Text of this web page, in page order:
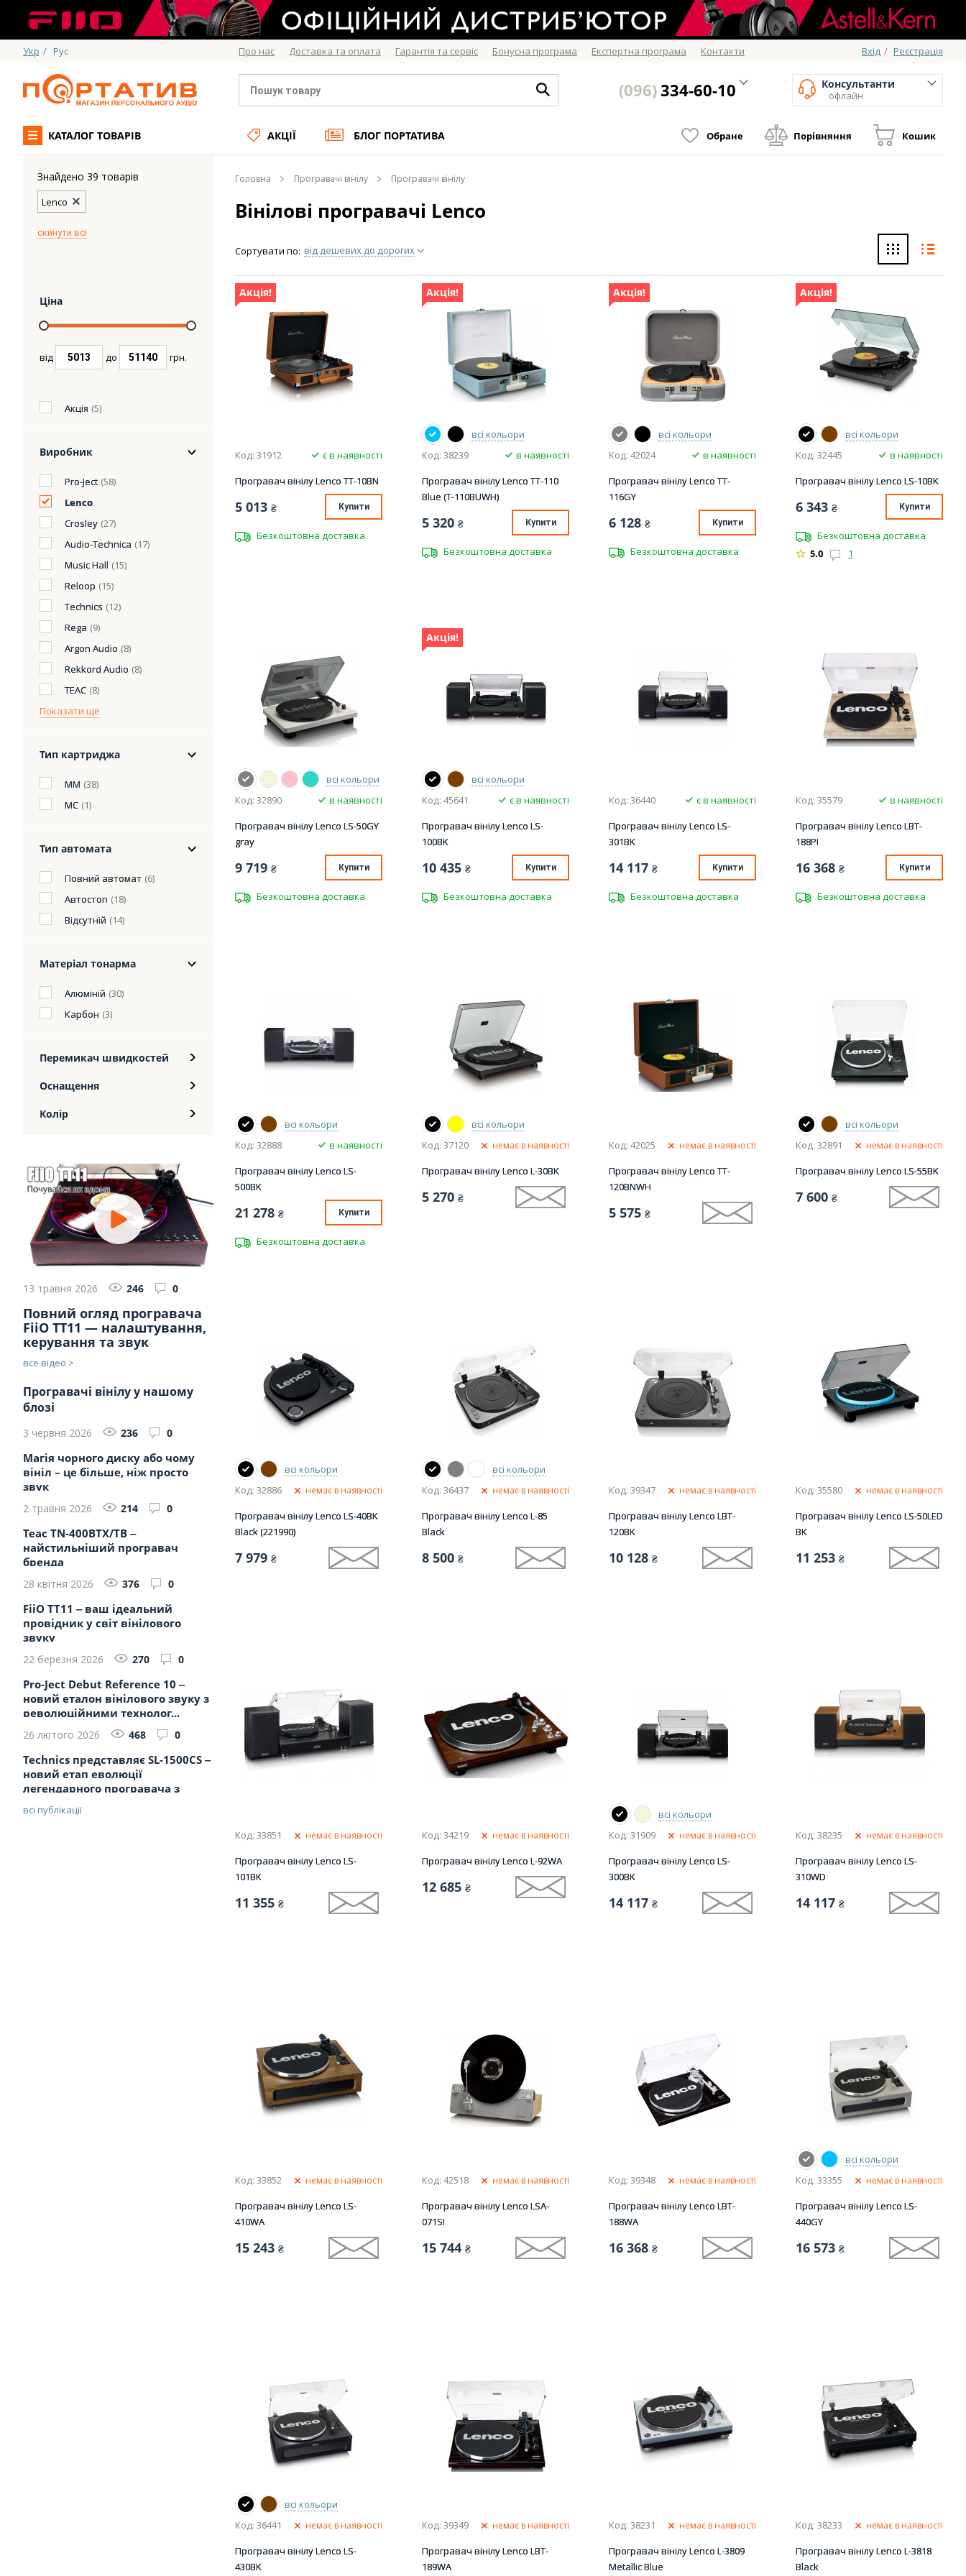
Укр / Рус Про нас Доставка та оплата Гарантія та сервіс Бонусна програма Експертна програма Контакти Вхід / Реєстрація
(096)334-60-10 Консультанти
офлайн
КАТАЛОГ ТОВАРІВ АКЦІЇ БЛОГ ПОРТАТИВА Обране Порівняння Кошик
Ціна
від до грн.
Акція (5)
Виробник
Pro-Ject (58)
Lenco
Crosley (27)
Audio-Technica (17)
Music Hall (15)
Reloop (15)
Technics (12)
Rega (9)
Argon Audio (8)
Rekkord Audio (8)
TEAC (8)
Показати ще
Тип картриджа
MM (38)
MC (1)
Тип автомата
Повний автомат (6)
Автостоп (18)
Відсутній (14)
Матеріал тонарма
Алюміній (30)
Карбон (3)
Перемикач швидкостей
Оснащення
Колір
Знайдено 39 товарів
Lenco
скинути всі
13 травня 2026 246 0
Повний огляд програвача
FiiO TT11 — налаштування,
керування та звук
все відео >
Програвачі вінілу у нашому
блозі
3 червня 2026 236 0
Магія чорного диску або чому
вініл – це більше, ніж просто
звук
2 травня 2026 214 0
Teac TN-400BTX/TB ‒
найстильніший програвач
бренда
28 квітня 2026 376 0
FiiO TT11 ‒ ваш ідеальний
провідник у світ вінілового
звуку
22 березня 2026 270 0
Pro-Ject Debut Reference 10 ‒
новий еталон вінілового звуку з
революційними технолог...
26 лютого 2026 468 0
Technics представляє SL-1500CS ‒
новий етап еволюції
легендарного програвача з
прями...
всі публікації
Головна Програвачі вінілу Програвачі вінілу
Вінілові програвачі Lenco
Сортувати по: від дешевих до дорогих
Акція!
Код: 31912
є в наявності
Програвач вінілу Lenco TT-10BN
5 013 ₴ Купити
Безкоштовна доставка
Акція!
всі кольори
Код: 38239
в наявності
Програвач вінілу Lenco TT-110
Blue (T-110BUWH)
5 320 ₴ Купити
Безкоштовна доставка
Акція!
всі кольори
Код: 42024
в наявності
Програвач вінілу Lenco TT-
116GY
6 128 ₴ Купити
Безкоштовна доставка
Акція!
всі кольори
Код: 32445
в наявності
Програвач вінілу Lenco LS-10BK
6 343 ₴ Купити
Безкоштовна доставка
5.0
1
всі кольори
Код: 32890
в наявності
Програвач вінілу Lenco LS-50GY
gray
9 719 ₴ Купити
Безкоштовна доставка
Акція!
всі кольори
Код: 45641
є в наявності
Програвач вінілу Lenco LS-
100BK
10 435 ₴ Купити
Безкоштовна доставка
Код: 36440
є в наявності
Програвач вінілу Lenco LS-
301BK
14 117 ₴ Купити
Безкоштовна доставка
Код: 35579
в наявності
Програвач вінілу Lenco LBT-
188PI
16 368 ₴ Купити
Безкоштовна доставка
всі кольори
Код: 32888
в наявності
Програвач вінілу Lenco LS-
500BK
21 278 ₴ Купити
Безкоштовна доставка
всі кольори
Код: 37120
немає в наявності
Програвач вінілу Lenco L-30BK
5 270 ₴
Код: 42025 немає в наявності
Програвач вінілу Lenco TT-
120BNWH
5 575 ₴
всі кольори
Код: 32891
немає в наявності
Програвач вінілу Lenco LS-55BK
7 600 ₴
всі кольори
Код: 32886
немає в наявності
Програвач вінілу Lenco LS-40BK
Black (221990)
7 979 ₴
всі кольори
Код: 36437
немає в наявності
Програвач вінілу Lenco L-85
Black
8 500 ₴
Код: 39347 немає в наявності
Програвач вінілу Lenco LBT-
120BK
10 128 ₴
Код: 35580 немає в наявності
Програвач вінілу Lenco LS-50LED
BK
11 253 ₴
Код: 33851 немає в наявності
Програвач вінілу Lenco LS-
101BK
11 355 ₴
Код: 34219 немає в наявності
Програвач вінілу Lenco L-92WA
12 685 ₴
всі кольори
Код: 31909
немає в наявності
Програвач вінілу Lenco LS-
300BK
14 117 ₴
Код: 38235 немає в наявності
Програвач вінілу Lenco LS-
310WD
14 117 ₴
Код: 33852 немає в наявності
Програвач вінілу Lenco LS-
410WA
15 243 ₴
Код: 42518 немає в наявності
Програвач вінілу Lenco LSA-
071SI
15 744 ₴
Код: 39348 немає в наявності
Програвач вінілу Lenco LBT-
188WA
16 368 ₴
всі кольори
Код: 33355
немає в наявності
Програвач вінілу Lenco LS-
440GY
16 573 ₴
всі кольори
Код: 36441
немає в наявності
Програвач вінілу Lenco LS-
430BK
Код: 39349 немає в наявності
Програвач вінілу Lenco LBT-
189WA
Код: 38231 немає в наявності
Програвач вінілу Lenco L-3809
Metallic Blue
Код: 38233 немає в наявності
Програвач вінілу Lenco L-3818
Black